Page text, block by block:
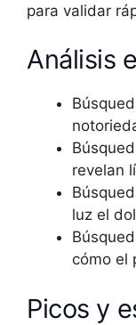
para validar
Análisis
revelan
luz el
cómo el
Picos y